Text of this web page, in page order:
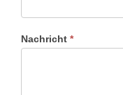
Nachricht *